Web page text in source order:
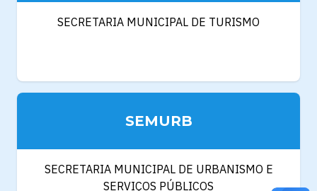
SECRETARIA MUNICIPAL DE TURISMO
SEMURB
SECRETARIA MUNICIPAL DE URBANISMO E
SERVIÇOS PÚBLICOS